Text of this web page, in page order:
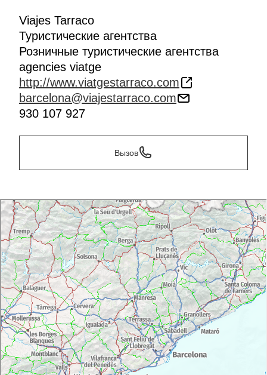
Viajes Tarraco
Туристические агентства
Розничные туристические агентства
agencies viatge
http://www.viatgestarraco.com
barcelona@viajestarraco.com
930 107 927
Вызов